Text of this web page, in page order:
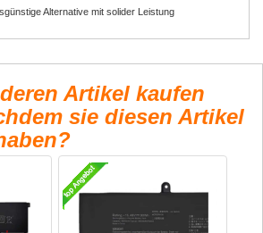
Alternative mit solider Leistung
Artikel kaufen
sie diesen Artikel